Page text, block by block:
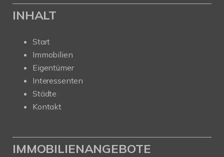
INHALT
Start
Immobilien
Eigentümer
Interessenten
Städte
Kontakt
IMMOBILIENANGEBOTE